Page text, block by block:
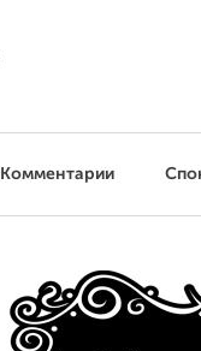
Комментарии